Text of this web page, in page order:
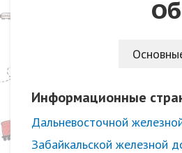
Информационные
Дальневосточной
Забайкальской железной